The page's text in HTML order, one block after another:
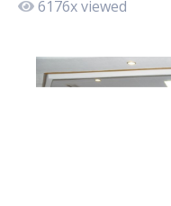
6176x viewed